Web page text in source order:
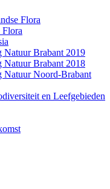
Flora
Flora
Brabant 2019
Brabant 2018
Natuur Noord-Brabant
en Leefgebieden